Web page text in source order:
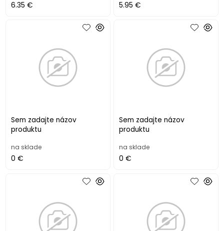
6.35 € 5.95 €
Sem zadajte názov
produktu
na sklade
0 €
Sem zadajte názov
produktu
na sklade
0 €